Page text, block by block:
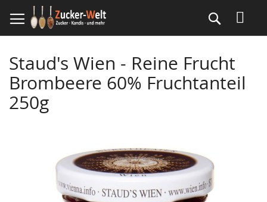
zum
Inhalt
Suche
Staud's Wien - Reine Frucht
Brombeere 60% Fruchtanteil
250g